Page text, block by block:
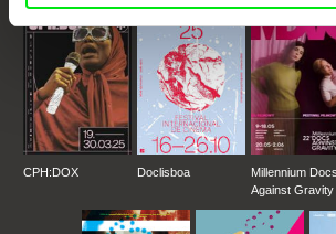
CPH:DOX Doclisboa
Millennium Docs
Against Gravity